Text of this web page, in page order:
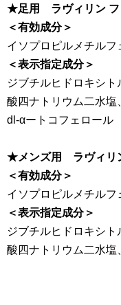
★足用 ラヴィリン フ
＜有効成分＞
イソプロピルメチルフ
＜表示指定成分＞
ジブチルヒドロキシ
酸四ナトリウム二水塩
dl-αートコフェロール
★メンズ用 ラヴィリ
＜有効成分＞
イソプロピルメチルフ
＜表示指定成分＞
ジブチルヒドロキシ
酸四ナトリウム二水